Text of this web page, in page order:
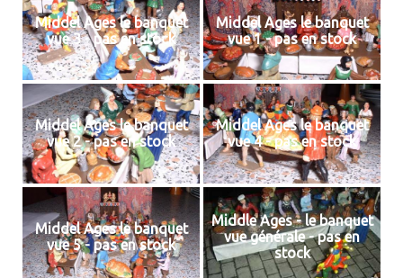
Middel Ages le banquet
vue 3 - pas en stock
Middel Ages le banquet
vue 1 - pas en stock
Middel Ages le banquet
vue 2 - pas en stock
Middel Ages le banquet
vue 4 - pas en stock
Middel Ages le banquet
vue 5 - pas en stock
Middle Ages - le banquet
vue générale - pas en
stock